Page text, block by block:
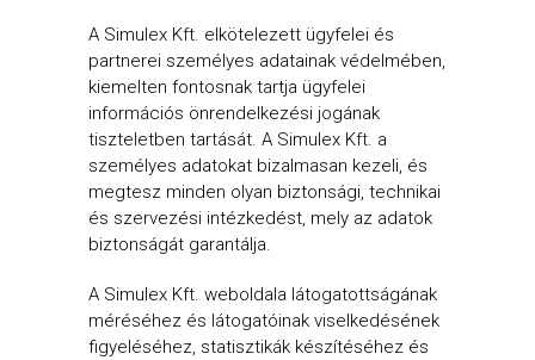
A Simulex Kft. elkötelezett ügyfelei és
partnerei személyes adatainak védelmében,
kiemelten fontosnak tartja ügyfelei
információs önrendelkezési jogának
tiszteletben tartását. A Simulex Kft. a
személyes adatokat bizalmasan kezeli, és
megtesz minden olyan biztonsági, technikai
és szervezési intézkedést, mely az adatok
biztonságát garantálja.
A Simulex Kft. weboldala látogatottságának
méréséhez és látogatóinak viselkedésének
figyeléséhez, statisztikák készítéséhez és